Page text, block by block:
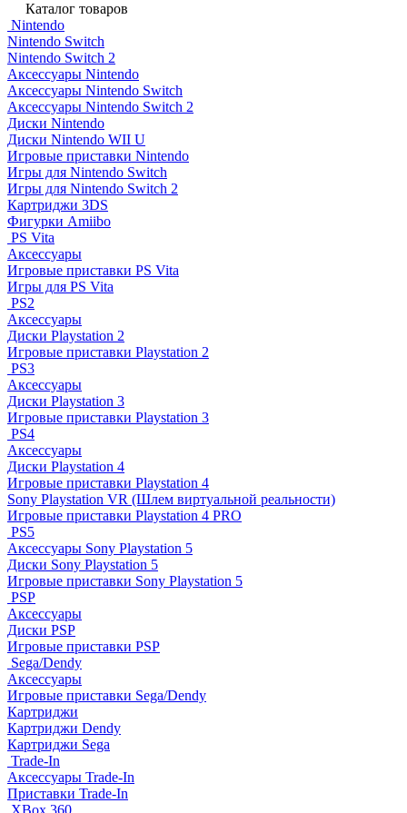
Каталог товаров
Nintendo
Nintendo Switch
Nintendo Switch 2
Аксессуары Nintendo
Аксессуары Nintendo Switch
Аксессуары Nintendo Switch 2
Диски Nintendo
Диски Nintendo WII U
Игровые приставки Nintendo
Игры для Nintendo Switch
Игры для Nintendo Switch 2
Картриджи 3DS
Фигурки Amiibo
PS Vita
Аксессуары
Игровые приставки PS Vita
Игры для PS Vita
PS2
Аксессуары
Диски Playstation 2
Игровые приставки Playstation 2
PS3
Аксессуары
Диски Playstation 3
Игровые приставки Playstation 3
PS4
Аксессуары
Диски Playstation 4
Игровые приставки Playstation 4
Sony Playstation VR (Шлем виртуальной реальности)
Игровые приставки Playstation 4 PRO
PS5
Аксессуары Sony Playstation 5
Диски Sony Playstation 5
Игровые приставки Sony Playstation 5
PSP
Аксессуары
Диски PSP
Игровые приставки PSP
Sega/Dendy
Аксессуары
Игровые приставки Sega/Dendy
Картриджи
Картриджи Dendy
Картриджи Sega
Trade-In
Аксессуары Trade-In
Приставки Trade-In
XBox 360